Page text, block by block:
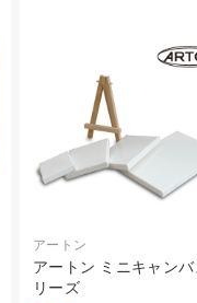
アートン
アートン ミニキャンバ
リーズ